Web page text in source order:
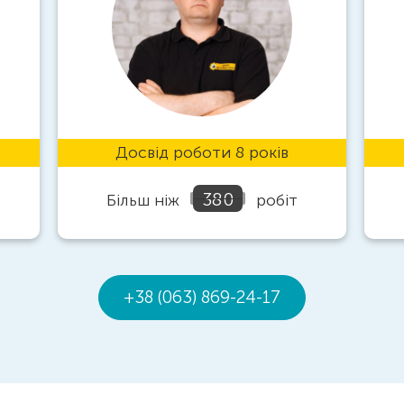
Досвід роботи 8 років
Більш ніж 380 робіт
+38 (063) 869-24-17